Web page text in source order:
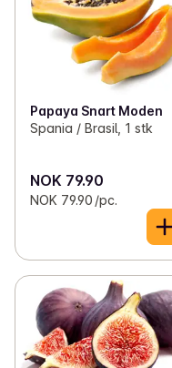
Papaya Snart Moden
Spania / Brasil, 1 stk
NOK 79.90
NOK 79.90 /pc.